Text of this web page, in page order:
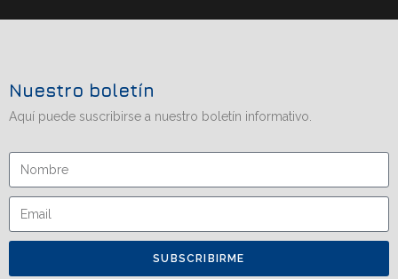
Nuestro boletín
Aquí puede suscribirse a nuestro boletín informativo.
SUBSCRIBIRME